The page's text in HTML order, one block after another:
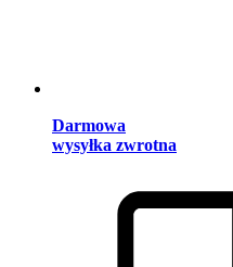
Darmowa
wysyłka zwrotna